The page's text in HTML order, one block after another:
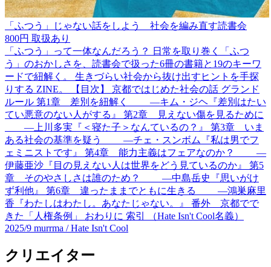
「ふつう」じゃない話をしよう 社会を編み直す読書会
800円 取扱あり
「ふつう」って一体なんだろう？ 日常を取り巻く「ふつ
う」のおかしさを、読書会で扱った6冊の書籍と19のキーワ
ードで紐解く。 生きづらい社会から抜け出すヒントを手探
りする ZINE。 【目次】 京都ではじめた社会の話 グランド
ルール 第1章 差別を紐解く ―キム・ジヘ『差別はたい
てい悪意のない人がする』 第2章 見えない傷を見るために
―上川多実『＜寝た子＞なんているの？』 第3章 いま
ある社会の基準を疑う ―チェ・スンボム『私は男でフ
ェミニストです』 第4章 能力主義はフェアなのか？ ―
伊藤亜沙『目の見えない人は世界をどう見ているのか』 第5
章 そのやさしさは誰のため？ ―中島岳史『思いがけ
ず利他』 第6章 違ったままでともに生きる ―鴻巣麻里
香『わたしはわたし。あなたじゃない。』 番外 京都でで
きた「人権条例」 おわりに 索引 （Hate Isn't Cool名義）
2025/9 murrma / Hate Isn't Cool
クリエイター